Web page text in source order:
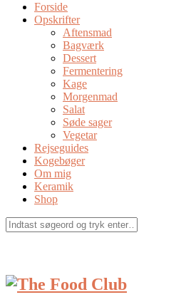
Forside
Opskrifter
Aftensmad
Bagværk
Dessert
Fermentering
Kage
Morgenmad
Salat
Søde sager
Vegetar
Rejseguides
Kogebøger
Om mig
Keramik
Shop